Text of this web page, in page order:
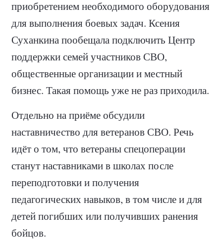
приобретением необходимого оборудования
для выполнения боевых задач. Ксения
Суханкина пообещала подключить Центр
поддержки семей участников СВО,
общественные организации и местный
бизнес. Такая помощь уже не раз приходила.
Отдельно на приёме обсудили
наставничество для ветеранов СВО. Речь
идёт о том, что ветераны спецоперации
станут наставниками в школах после
переподготовки и получения
педагогических навыков, в том числе и для
детей погибших или получивших ранения
бойцов.